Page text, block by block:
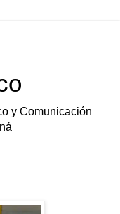
y Comunicación